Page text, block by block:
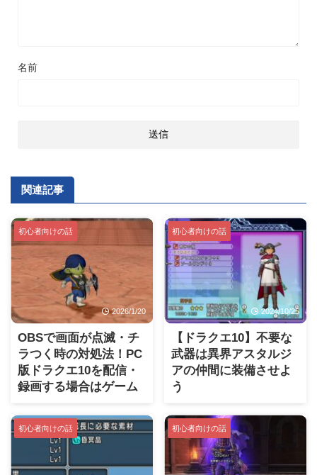
名前
関連記事
初心者向けの話
2026/1/20
OBSで画面が点滅・チ
ラつく時の対処法！PC
版ドラクエ10を配信・
録画する場合はゲーム
キャプチャNG？
初心者向けの話
2024/10/25
【ドラクエ10】不要な
武器は異界アスタルジ
アの仲間に装備させよ
う
初心者向けの話 初心者向けの話